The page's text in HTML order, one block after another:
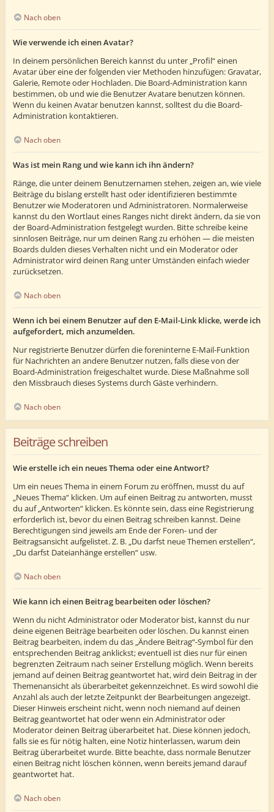
Nach oben
Wie verwende ich einen Avatar?
In deinem persönlichen Bereich kannst du unter „Profil“ einen
Avatar über eine der folgenden vier Methoden hinzufügen: Gravatar,
Galerie, Remote oder Hochladen. Die Board-Administration kann
bestimmen, ob und wie die Benutzer Avatare benutzen können.
Wenn du keinen Avatar benutzen kannst, solltest du die Board-
Administration kontaktieren.
Nach oben
Was ist mein Rang und wie kann ich ihn ändern?
Ränge, die unter deinem Benutzernamen stehen, zeigen an, wie viele
Beiträge du bislang erstellt hast oder identifizieren bestimmte
Benutzer wie Moderatoren und Administratoren. Normalerweise
kannst du den Wortlaut eines Ranges nicht direkt ändern, da sie von
der Board-Administration festgelegt wurden. Bitte schreibe keine
sinnlosen Beiträge, nur um deinen Rang zu erhöhen — die meisten
Boards dulden dieses Verhalten nicht und ein Moderator oder
Administrator wird deinen Rang unter Umständen einfach wieder
zurücksetzen.
Nach oben
Wenn ich bei einem Benutzer auf den E-Mail-Link klicke, werde ich
aufgefordert, mich anzumelden.
Nur registrierte Benutzer dürfen die foreninterne E-Mail-Funktion
für Nachrichten an andere Benutzer nutzen, falls diese von der
Board-Administration freigeschaltet wurde. Diese Maßnahme soll
den Missbrauch dieses Systems durch Gäste verhindern.
Nach oben
Beiträge schreiben
Wie erstelle ich ein neues Thema oder eine Antwort?
Um ein neues Thema in einem Forum zu eröffnen, musst du auf
„Neues Thema“ klicken. Um auf einen Beitrag zu antworten, musst
du auf „Antworten“ klicken. Es könnte sein, dass eine Registrierung
erforderlich ist, bevor du einen Beitrag schreiben kannst. Deine
Berechtigungen sind jeweils am Ende der Foren- und der
Beitragsansicht aufgelistet. Z. B. „Du darfst neue Themen erstellen“,
„Du darfst Dateianhänge erstellen“ usw.
Nach oben
Wie kann ich einen Beitrag bearbeiten oder löschen?
Wenn du nicht Administrator oder Moderator bist, kannst du nur
deine eigenen Beiträge bearbeiten oder löschen. Du kannst einen
Beitrag bearbeiten, indem du das „Ändere Beitrag“-Symbol für den
entsprechenden Beitrag anklickst; eventuell ist dies nur für einen
begrenzten Zeitraum nach seiner Erstellung möglich. Wenn bereits
jemand auf deinen Beitrag geantwortet hat, wird dein Beitrag in der
Themenansicht als überarbeitet gekennzeichnet. Es wird sowohl die
Anzahl als auch der letzte Zeitpunkt der Bearbeitungen angezeigt.
Dieser Hinweis erscheint nicht, wenn noch niemand auf deinen
Beitrag geantwortet hat oder wenn ein Administrator oder
Moderator deinen Beitrag überarbeitet hat. Diese können jedoch,
falls sie es für nötig halten, eine Notiz hinterlassen, warum dein
Beitrag überarbeitet wurde. Bitte beachte, dass normale Benutzer
einen Beitrag nicht löschen können, wenn bereits jemand darauf
geantwortet hat.
Nach oben